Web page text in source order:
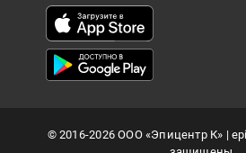
©2016-2026ООО «Эпицентр К» |